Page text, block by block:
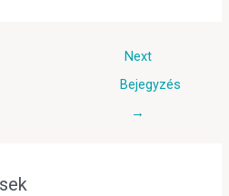
Next
Bejegyzés
→